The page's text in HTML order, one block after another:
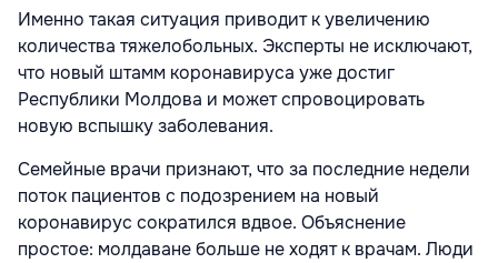
Именно такая ситуация приводит к увеличению
количества тяжелобольных. Эксперты не исключают,
что новый штамм коронавируса уже достиг
Республики Молдова и может спровоцировать
новую вспышку заболевания.
Семейные врачи признают, что за последние недели
поток пациентов с подозрением на новый
коронавирус сократился вдвое. Объяснение
простое: молдаване больше не ходят к врачам. Люди